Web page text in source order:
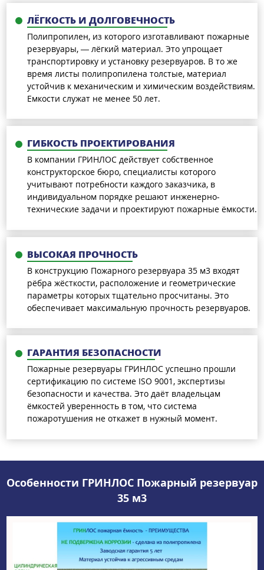
ЛЁГКОСТЬ И ДОЛГОВЕЧНОСТЬ
Полипропилен, из которого изготавливают пожарные
резервуары, — лёгкий материал. Это упрощает
транспортировку и установку резервуаров. В то же
время листы полипропилена толстые, материал
устойчив к механическим и химическим воздействиям.
Емкости служат не менее 50 лет.
ГИБКОСТЬ ПРОЕКТИРОВАНИЯ
В компании ГРИНЛОС действует собственное
конструкторское бюро, специалисты которого
учитывают потребности каждого заказчика, в
индивидуальном порядке решают инженерно-
технические задачи и проектируют пожарные ёмкости.
ВЫСОКАЯ ПРОЧНОСТЬ
В конструкцию Пожарного резервуара 35 м3 входят
рёбра жёсткости, расположение и геометрические
параметры которых тщательно просчитаны. Это
обеспечивает максимальную прочность резервуаров.
ГАРАНТИЯ БЕЗОПАСНОСТИ
Пожарные резервуары ГРИНЛОС успешно прошли
сертификацию по системе ISO 9001, экспертизы
безопасности и качества. Это даёт владельцам
ёмкостей уверенность в том, что система
пожаротушения не откажет в нужный момент.
Особенности ГРИНЛОС Пожарный резервуар
35 м3